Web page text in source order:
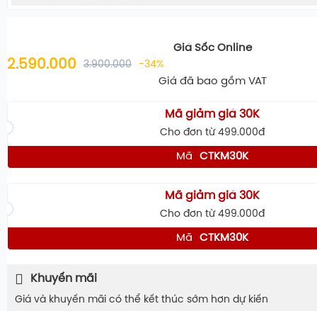
Giá Sốc Online
2.590.000 3.900.000 -34%
Giá đã bao gồm VAT
Mã giảm giá 30K
Cho đơn từ 499.000đ
Mã CTKM30K
Mã giảm giá 30K
Cho đơn từ 499.000đ
Mã CTKM30K
Khuyến mãi
Giá và khuyến mãi có thể kết thúc sớm hơn dự kiến